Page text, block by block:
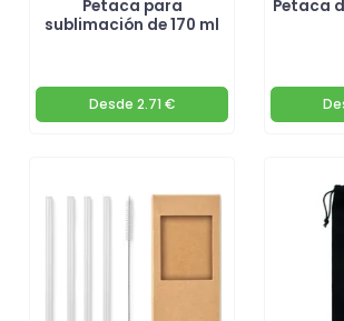
Petaca para
sublimación de 170 ml
Desde 2.71 €
Petaca